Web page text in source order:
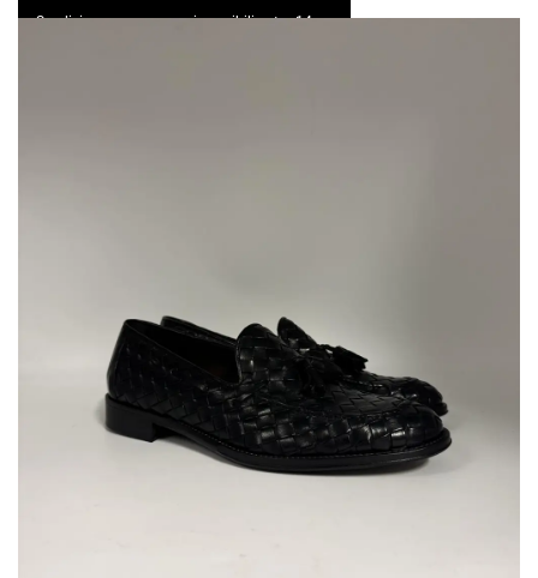
Spedizione express e resi possibili entro 14 gg